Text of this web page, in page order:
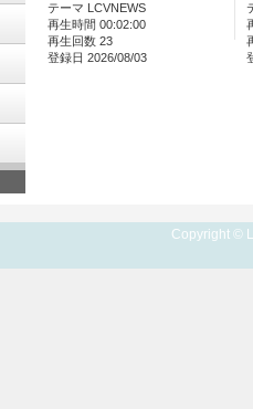
テーマ LCVNEWS
再生時間 00:02:00
再生回数 23
登録日 2026/08/03
Copyright ©